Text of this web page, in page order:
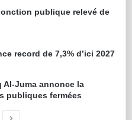
publique relevé de
record de 7,3% d’ici 2027
Al-Juma annonce la
publiques fermées